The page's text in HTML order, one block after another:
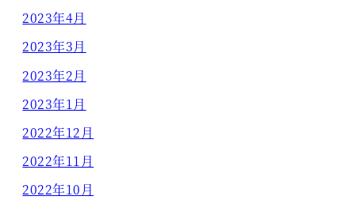
2023年4月
2023年3月
2023年2月
2023年1月
2022年12月
2022年11月
2022年10月